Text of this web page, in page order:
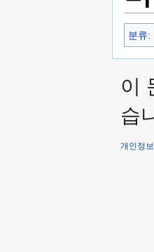
분류:
이
습
개인정